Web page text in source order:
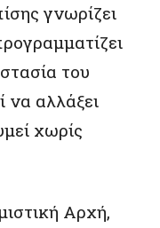
γνωρίζει
του
να αλλάξει
χωρίς
Αρχή,